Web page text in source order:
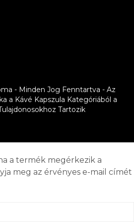
- Minden Jog Fenntartva - Az
a Kávé Kapszula Kategóriából a
Tartozik
a termék megérkezik a
meg az érvényes e-mail címét